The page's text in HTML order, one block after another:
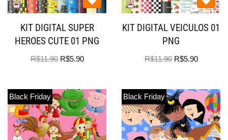
KIT DIGITAL SUPER
HEROES CUTE 01 PNG
R$11.90 R$5.90
KIT DIGITAL VEICULOS 01
PNG
R$11.90 R$5.90
Black Friday Black Friday